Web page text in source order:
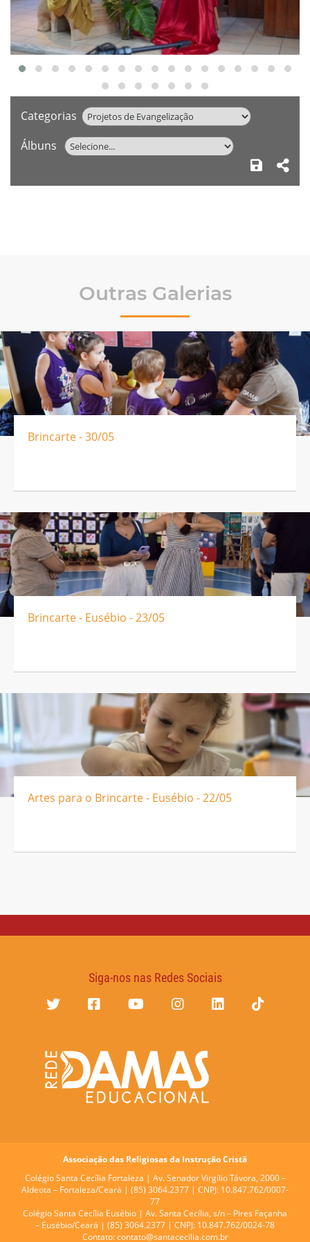
Categorias
Álbuns
Outras Galerias
Brincarte - 30/05
Brincarte - Eusébio - 23/05
Artes para o Brincarte - Eusébio - 22/05
Siga-nos nas Redes Sociais
Associação das Religiosas da Instrução Cristã
Colégio Santa Cecília Fortaleza | Av. Senador Virgílio Távora, 2000 –
Aldeota – Fortaleza/Ceará | (85) 3064.2377 | CNPJ: 10.847.762/0007-
77
Colégio Santa Cecília Eusébio | Av. Santa Cecília, s/n – Pires Façanha
– Eusébio/Ceará | (85) 3064.2377 | CNPJ: 10.847.762/0024-78
Contato: contato@santacecilia.com.br